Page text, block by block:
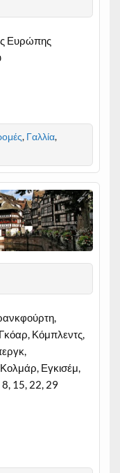
Ευρώπης
, Γαλλία,
Κόμπλεντς,
Εγκισέμ,
8, 15, 22, 29